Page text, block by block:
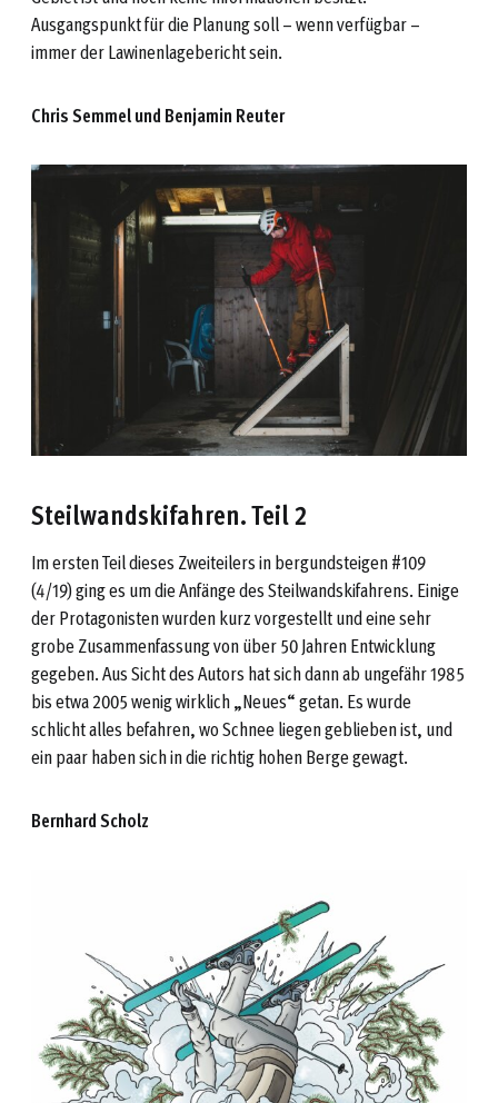
Ausgangspunkt für die Planung soll – wenn verfügbar –
immer der Lawinenlagebericht sein.
Chris Semmel und Benjamin Reuter
Steilwandskifahren.Teil 2
Im ersten Teil dieses Zweiteilers in bergundsteigen #109
(4/19) ging es um die Anfänge des Steilwandskifahrens. Einige
der Protagonisten wurden kurz vorgestellt und eine sehr
grobe Zusammenfassung von über 50 Jahren Entwicklung
gegeben. Aus Sicht des Autors hat sich dann ab ungefähr 1985
bis etwa 2005 wenig wirklich „Neues“ getan. Es wurde
schlicht alles befahren, wo Schnee liegen geblieben ist, und
ein paar haben sich in die richtig hohen Berge gewagt.
Bernhard Scholz